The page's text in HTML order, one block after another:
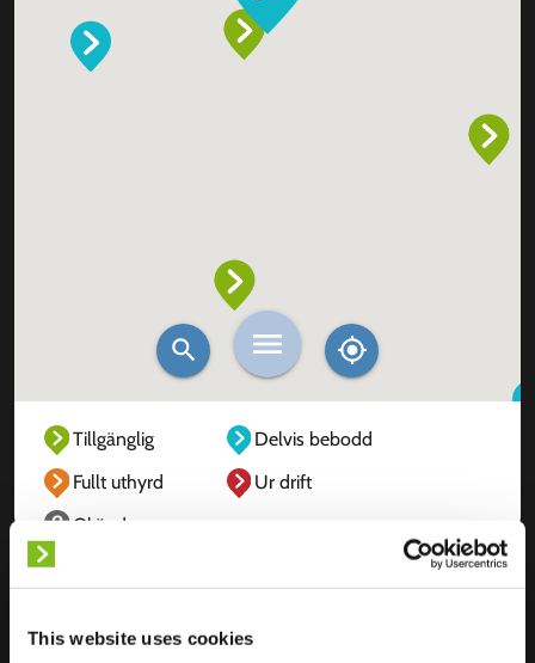
This website uses cookies
Tillgänglig
Delvis bebodd
Fullt uthyrd
Ur drift
Okänd